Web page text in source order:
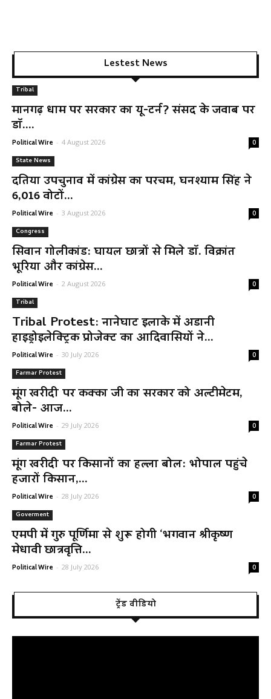
Lestest News
Tribal
मानगढ़ धाम पर सरकार का यू-टर्न? संसद के जवाब पर
डॉ....
Political Wire - 4 August 2026 0
State News
दतिया उपचुनाव में कांग्रेस का परचम, घनश्याम सिंह ने
6,016 वोटों...
Political Wire - 3 August 2026 0
Congress
सिवान गोलीकांड: घायल छात्रों से मिले डॉ. विक्रांत
भूरिया और कांग्रेस...
Political Wire - 2 August 2026 0
Tribal
Tribal Protest: नानेघाट इलाके में अडानी
हाइड्रोइलेक्ट्रिक प्रोजेक्ट का आदिवासियों ने...
Political Wire - 30 July 2026 0
Farmar Protest
मूंग खरीदी पर कक्का जी का सरकार को अल्टीमेटम,
बोले- आज...
Political Wire - 29 July 2026 0
Farmar Protest
मूंग खरीदी पर किसानों का हल्ला बोल: भोपाल पहुंचे
हजारों किसान,...
Political Wire - 28 July 2026 0
Goverment
एमपी में गुरु पूर्णिमा से शुरू होगी ‘भगवान श्रीकृष्ण
मेधावी छात्रवृत्ति...
Political Wire - 28 July 2026 0
ट्रेंड वीडियो